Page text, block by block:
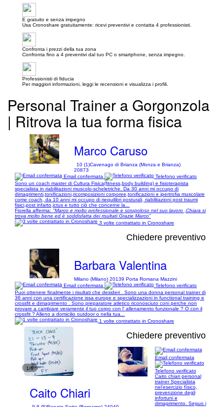
E gratuito e senza impegno
Usa Cronoshare gratuitamente: ricevi preventivi e contatta 4 professionisti.
Confronta i prezzi della tua zona
Confronta fino a 4 preventivi dal tuo PC o smartphone, senza impegno.
Professionisti di fiducia
Per maggiori informazioni, leggi le recensioni e visualizza i profili.
Personal Trainer a Gorgonzola
| Ritrova la tua forma fisica
Marco Caruso
10 (1)Cavenago di Brianza (Monza e Brianza)
20873
Email confermata
Telefono verificato
Sono un coach master di Cultura Fisica(fitness,body building) e fisioterapista
specialista in riabilitazioni muscolo-scheletriche. Da 30 anni mi occupo di
dimagrimenti,tonificazioni,ricomposizioni corporee,tonificazioni e ipertrofia muscolare
come coach, da 10 anni mi occupo di riequilibri posturali, riabilitazioni post traumi
fisici,post infarto,ictus e tutto ciò che concerne la...
Fiorella afferma: "Marco e molto professionale e scrupoloso nel suo lavoro ,Chiara si
trova molto bene ed è soddisfatta dei risultati Grazie Marco"
3 volte contrattato in Cronoshare
Chiedere preventivo
Barbara Valentina
Milano (Milano) 20139 Porta Romana Mazzini
Email confermata
Telefono verificato
Puoi ottenere finalmente i risultati che desideri . Sono una donna personal trainer di
36 anni con una certificazione issa europe e specializzazioni in functional training e
crossfit e dimagrimento . Sono preparatore atletico riconosciuto coni perche non
provare a cambiare veramente il tuo corpo con l' allenamento funzionale ? O con il
crossfit ? Alleno a domicilio outdoor o nella tua...
1 volte contrattato in Cronoshare
1/6
Chiedere preventivo
Caito Chiari
Email confermata
Telefono verificato
Caito chiari personal
trainer Specialista
nel’esercizio físico,
prevenzione degli
infortuni e
dimagrimento. Seguo i